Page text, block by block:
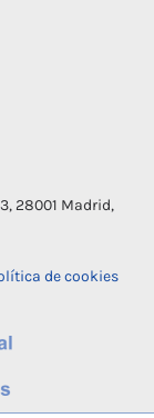
28001 Madrid,
de cookies